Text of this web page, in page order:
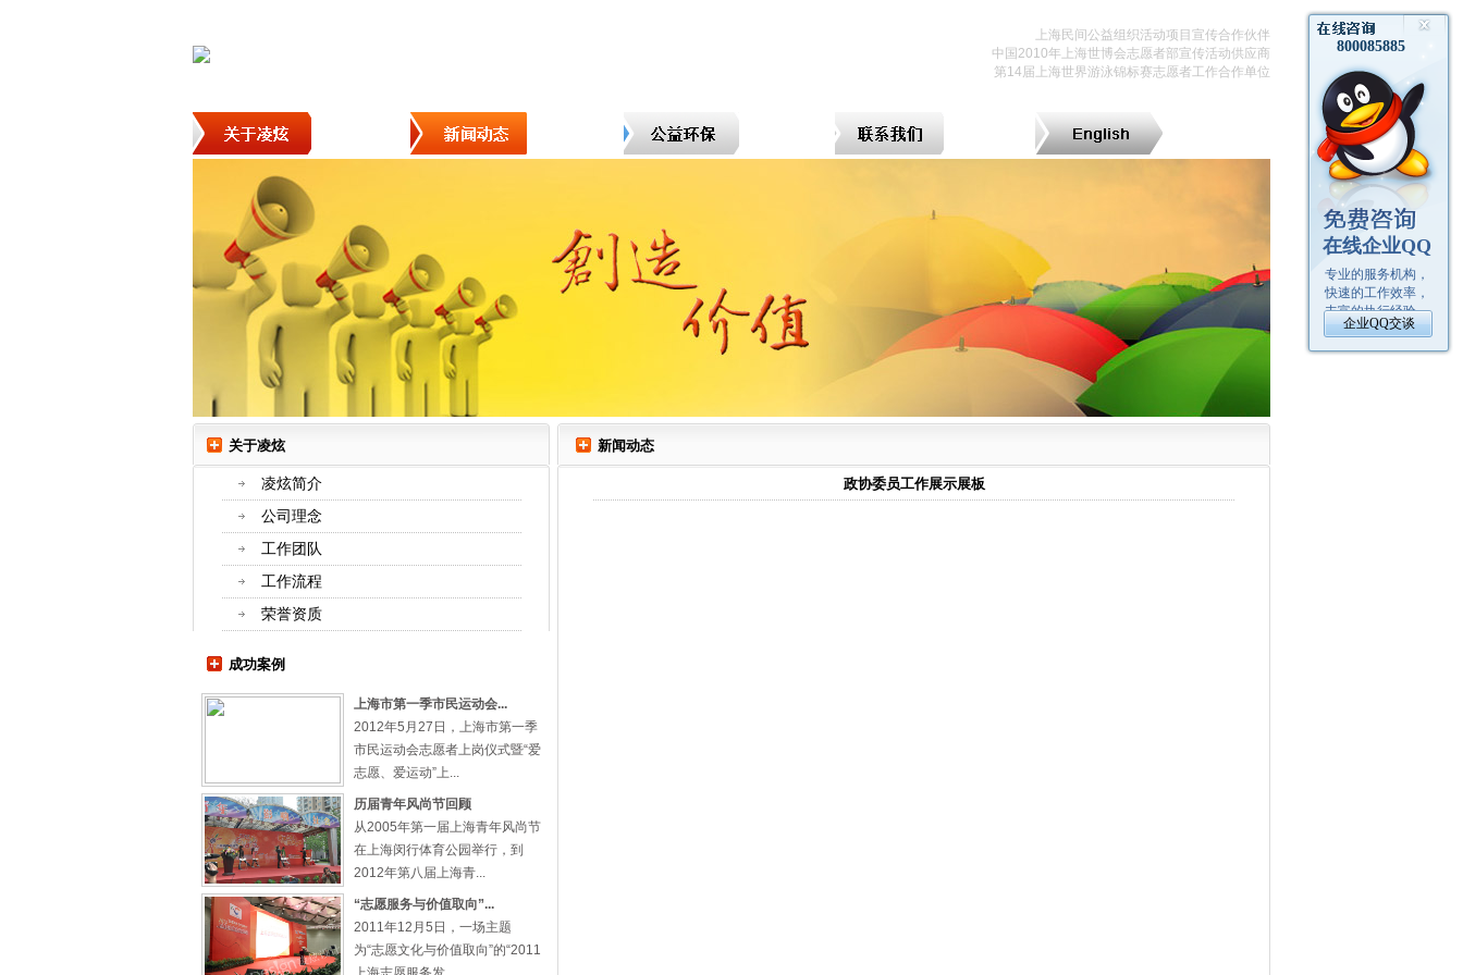
上海民间公益组织活动项目宣传合作伙伴
中国2010年上海世博会志愿者部宣传活动供应商
第14届上海世界游泳锦标赛志愿者工作合作单位
关于凌炫
凌炫简介
公司理念
工作团队
工作流程
荣誉资质
成功案例
提升队伍素质 展示城...
上海市第一季市民运动会...
2012年5月27日，上海市第一季
市民运动会志愿者上岗仪式暨“爱
志愿、爱运动”上...
历届青年风尚节回顾
从2005年第一届上海青年风尚节
在上海闵行体育公园举行，到
2012年第八届上海青...
“志愿服务与价值取向”...
2011年12月5日，一场主题
为“志愿文化与价值取向”的“2011
上海志愿服务发...
新闻动态
政协委员工作展示展板